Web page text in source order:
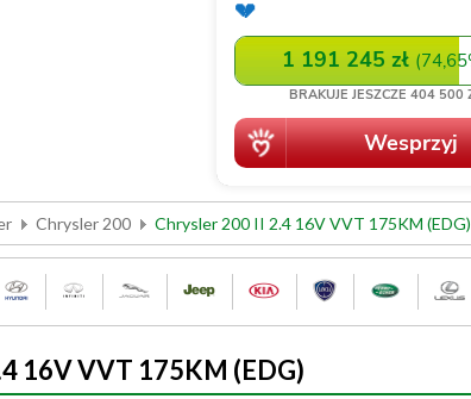
Chrysler 200 Chrysler 200 II 2.4 16V VVT 175KM (EDG)
16V VVT 175KM (EDG)